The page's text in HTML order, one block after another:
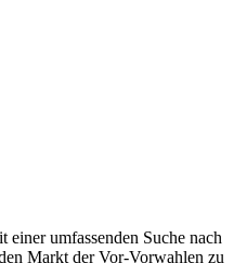
umfassenden Suche nach
Markt der Vor-Vorwahlen zu